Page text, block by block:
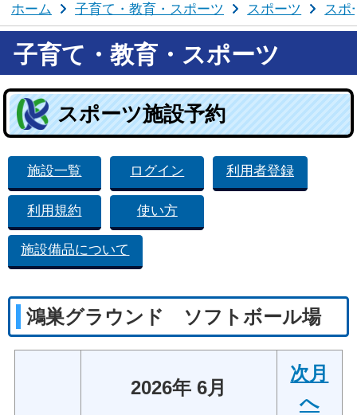
ホーム 子育て・教育・スポーツ スポーツ スポ
子育て・教育・スポーツ
スポーツ施設予約
施設一覧 ログイン 利用者登録
利用規約 使い方
施設備品について
鴻巣グラウンド ソフトボール場
2026年 6月
次月
へ